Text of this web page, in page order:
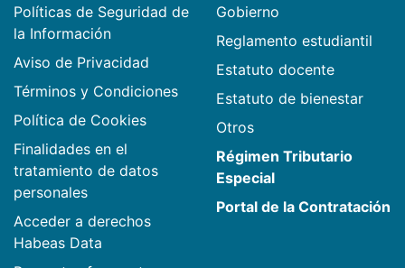
Políticas de Seguridad de
la Información
Aviso de Privacidad
Términos y Condiciones
Política de Cookies
Finalidades en el
tratamiento de datos
personales
Acceder a derechos
Habeas Data
Gobierno
Reglamento estudiantil
Estatuto docente
Estatuto de bienestar
Otros
Régimen Tributario
Especial
Portal de la Contratación